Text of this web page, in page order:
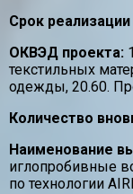
Срок
ОКВЭД проекта:
текстильных
одежды, 20.60.
Количество
Наименование
иглопробивные
по технологии